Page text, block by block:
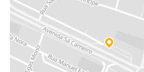
Oporto
Lagos
Quarteira
Tavira